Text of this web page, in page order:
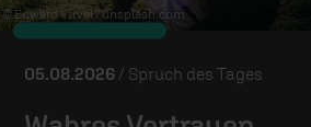
© Edward Virvel /unsplash.com
05.08.2026 / Spruch des Tages